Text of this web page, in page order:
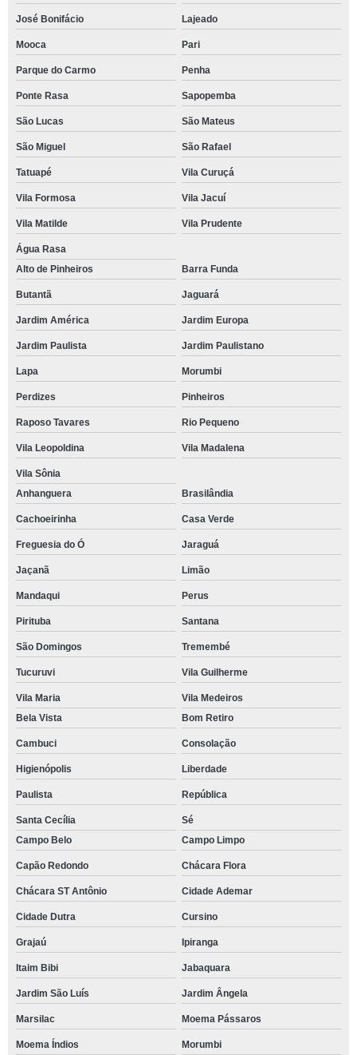
José Bonifácio Lajeado
Mooca Pari
Parque do Carmo Penha
Ponte Rasa Sapopemba
São Lucas São Mateus
São Miguel São Rafael
Tatuapé Vila Curuçá
Vila Formosa Vila Jacuí
Vila Matilde Vila Prudente
Água Rasa
Alto de Pinheiros
Barra Funda
Butantã Jaguará
Jardim América Jardim Europa
Jardim Paulista Jardim Paulistano
Lapa Morumbi
Perdizes Pinheiros
Raposo Tavares Rio Pequeno
Vila Leopoldina Vila Madalena
Vila Sônia
Anhanguera
Brasilândia
Cachoeirinha Casa Verde
Freguesia do Ó Jaraguá
Jaçanã Limão
Mandaqui Perus
Pirituba Santana
São Domingos Tremembé
Tucuruvi Vila Guilherme
Vila Maria
Vila Medeiros
Bela Vista
Bom Retiro
Cambuci Consolação
Higienópolis Liberdade
Paulista República
Santa Cecília
Sé
Campo Belo
Campo Limpo
Capão Redondo Chácara Flora
Chácara ST Antônio Cidade Ademar
Cidade Dutra Cursino
Grajaú Ipiranga
Itaim Bibi Jabaquara
Jardim São Luís Jardim Ângela
Marsilac Moema Pássaros
Moema Índios Morumbi